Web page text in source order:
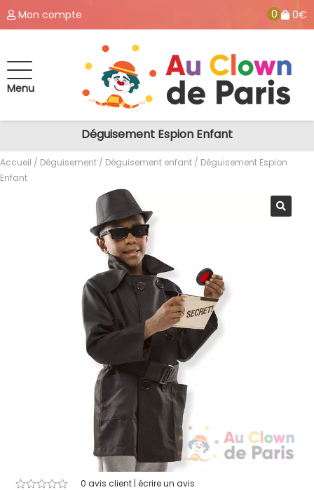
Mon compte 0 0€
Menu
Déguisement Espion Enfant
Accueil / Déguisement / Déguisement enfant / Déguisement Espion
Enfant
0 avis client | écrire un avis